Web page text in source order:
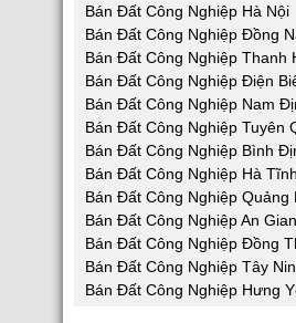
Bán Đất Công Nghiệp Hà Nội
Bán Đất Công Nghiệp Đồng
Bán Đất Công Nghiệp Thanh
Bán Đất Công Nghiệp Điện
Bán Đất Công Nghiệp Nam
Bán Đất Công Nghiệp Tuyên
Bán Đất Công Nghiệp Bình
Bán Đất Công Nghiệp Hà Tĩnh
Bán Đất Công Nghiệp Quảng
Bán Đất Công Nghiệp An
Bán Đất Công Nghiệp Đồng
Bán Đất Công Nghiệp Tây
Bán Đất Công Nghiệp Hưng